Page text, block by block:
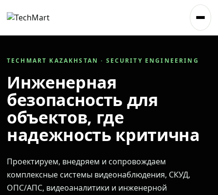
TECHMART KAZAKHSTAN · SECURITY ENGINEERING
Инженерная
безопасность для
объектов, где
надежность критична
Проектируем, внедряем и сопровождаем
комплексные системы видеонаблюдения, СКУД,
ОПС/АПС, видеоаналитики и инженерной